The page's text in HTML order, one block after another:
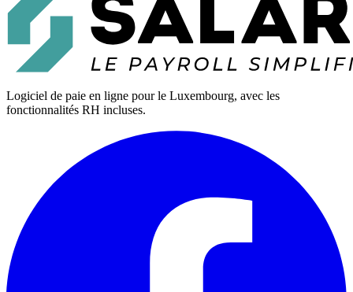
Logiciel de paie en ligne pour le Luxembourg, avec les
fonctionnalités RH incluses.